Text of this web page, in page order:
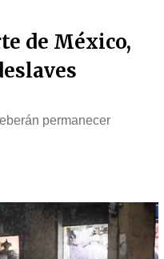
de México,
permanecer